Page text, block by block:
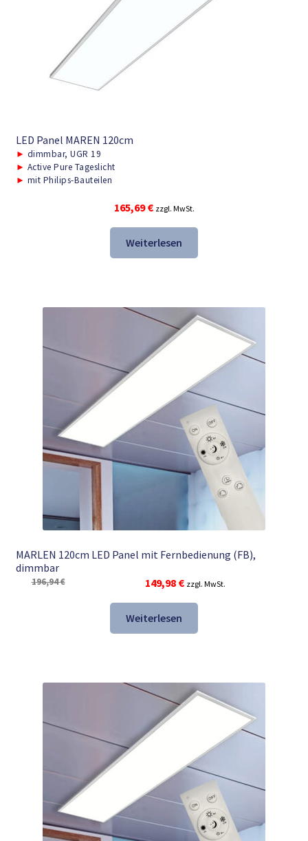
LED Panel MAREN 120cm
► dimmbar, UGR 19
► Active Pure Tageslicht
► mit Philips-Bauteilen
165,69€ zzgl. MwSt.
Weiterlesen
MARLEN 120cm LED Panel mit Fernbedienung (FB),
dimmbar
196,94€
Ursprünglicher
Preis
war:
196,94 €
149,98 €Aktueller
Preis
149,98 €.
zzgl. MwSt.
Weiterlesen